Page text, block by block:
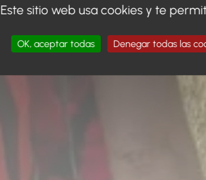
Este sitio web usa cookies y te
OK, aceptar todas Denegar todas las